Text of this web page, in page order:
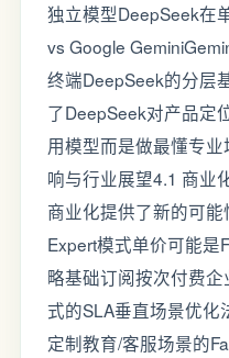
独立模型DeepSeek在
vs Google
终端DeepSeek的分层
了DeepSeek对产品定
用模型而是做最懂专
响与行业展望4.1 商业
商业化提供了新的可
Expert模式单价可能是
略基础订阅按次付费
式的SLA垂直场景优化
定制教育/客服场景的